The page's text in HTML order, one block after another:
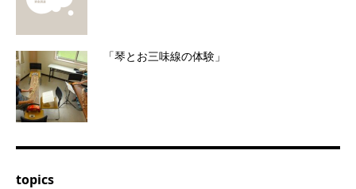
「琴とお三味線の体験」
topics